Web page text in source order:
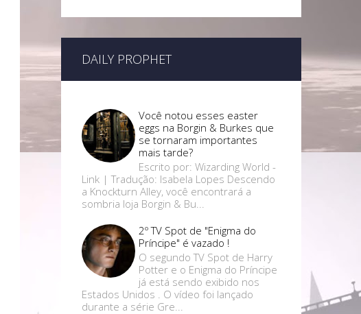
DAILY PROPHET
Você notou esses easter
eggs na Borgin & Burkes que
se tornaram importantes
mais tarde?
Escrito por: Wizarding World -
Link | Tradução: Isabela Lopes Descendo
a Knockturn Alley, você encontrará a
sombria loja Borgin & Bu...
2º TV Spot de "Enigma do
Príncipe" é vazado !
O segundo TV Spot de Harry
Potter e o Enigma do Príncipe
já está sendo exibido nos
Estados Unidos . O vídeo foi lançado
durante a série Gre...